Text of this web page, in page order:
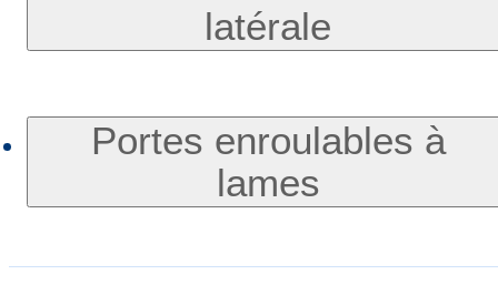
latérale
Portes enroulables à
lames